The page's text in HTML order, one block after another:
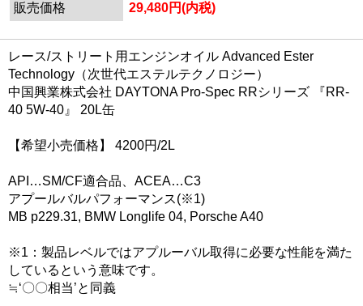
販売価格
29,480円(内税)
レース/ストリート用エンジンオイル Advanced Ester
Technology（次世代エステルテクノロジー）
中国興業株式会社 DAYTONA Pro-Spec RRシリーズ 『RR-
40 5W-40』 20L缶
【希望小売価格】 4200円/2L
API…SM/CF適合品、ACEA…C3
アプールバルパフォーマンス(※1)
MB p229.31, BMW Longlife 04, Porsche A40
※1：製品レベルではアプルーバル取得に必要な性能を満た
しているという意味です。
≒‘〇〇相当’と同義